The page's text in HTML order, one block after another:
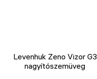
Levenhuk Zeno Vizor G3
nagyítószemüveg